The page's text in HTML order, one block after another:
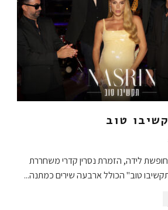
טוב
לידה, הזמרת נסרין קדרי משחררת
טוב" הכולל ארבעה שירים כמתנה...